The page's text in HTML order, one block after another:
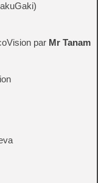
par Mr Tanam